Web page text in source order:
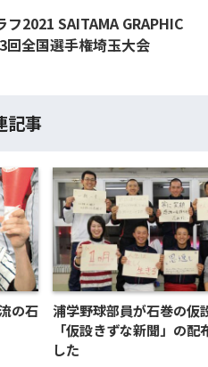
フ2021 SAITAMA GRAPHIC
回全国選手権埼玉大会
記事
の石
浦学野球部員が石巻の仮
「仮設きずな新聞」の配
した